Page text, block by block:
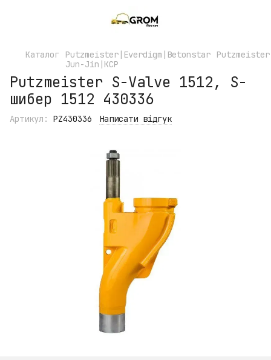
Каталог
Putzmeister|Everdigm|Betonstar
Jun-Jin|KCP
Putzmeister S-Valve 1512, S-
шибер 1512 430336
Артикул: PZ430336 Написати відгук